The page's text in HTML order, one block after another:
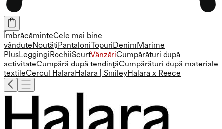
ÎmbrăcăminteCele mai bine
vândute Noutăți PantaloniTopuri Denim Marime
PlusLeggingi RochiiScurtVânzăriCumpărături după
activitateCumpără după tendințăCumpărături după materiale
textileCercul Halara Halara | SmileyHalara x Reece